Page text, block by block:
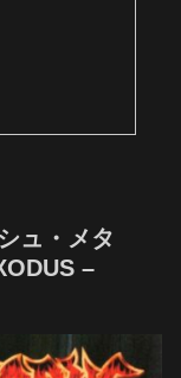
ュ・メタ
–